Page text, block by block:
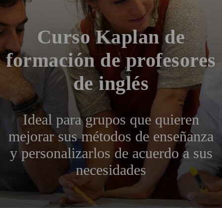
Curso Kaplan de
formación de profesores
de inglés
Ideal para grupos que quieren
mejorar sus métodos de enseñanza
y personalizarlos de acuerdo a sus
necesidades